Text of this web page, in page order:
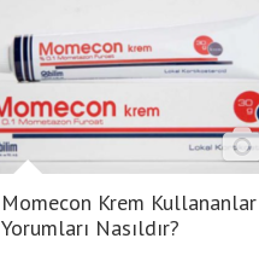
Momecon Krem Kullananlar
Yorumları Nasıldır?